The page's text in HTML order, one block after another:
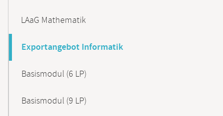
LAaG Mathematik
Exportangebot Informatik
Basismodul (6 LP)
Basismodul (9 LP)